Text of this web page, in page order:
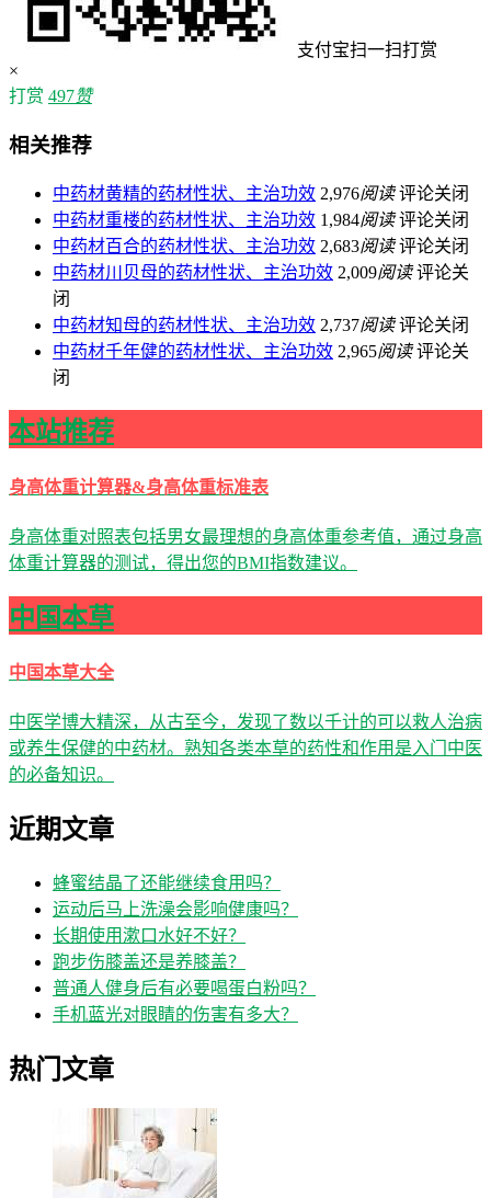
支付宝扫一扫打赏
×
打赏 497赞
相关推荐
中药材黄精的药材性状、主治功效 2,976阅读 评论关闭
中药材重楼的药材性状、主治功效 1,984阅读 评论关闭
中药材百合的药材性状、主治功效 2,683阅读 评论关闭
中药材川贝母的药材性状、主治功效 2,009阅读 评论关
闭
中药材知母的药材性状、主治功效 2,737阅读 评论关闭
中药材千年健的药材性状、主治功效 2,965阅读 评论关
闭
本站推荐
身高体重计算器&身高体重标准表
身高体重对照表包括男女最理想的身高体重参考值，通过身高
体重计算器的测试，得出您的BMI指数建议。
中国本草
中国本草大全
中医学博大精深，从古至今，发现了数以千计的可以救人治病
或养生保健的中药材。熟知各类本草的药性和作用是入门中医
的必备知识。
近期文章
蜂蜜结晶了还能继续食用吗？
运动后马上洗澡会影响健康吗？
长期使用漱口水好不好？
跑步伤膝盖还是养膝盖？
普通人健身后有必要喝蛋白粉吗？
手机蓝光对眼睛的伤害有多大？
热门文章